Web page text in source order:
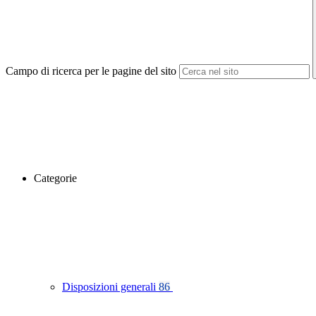
Campo di ricerca per le pagine del sito
Categorie
Disposizioni generali 86